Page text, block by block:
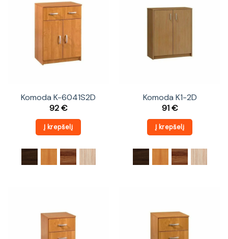
Komoda K-6041S2D
92€
Į krepšelį
Komoda K1-2D
91€
Į krepšelį